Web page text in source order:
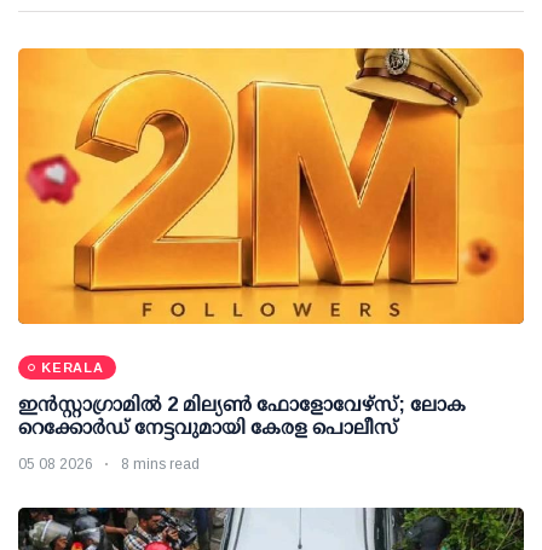
KERALA
ഇന്‍സ്റ്റാഗ്രാമില്‍ 2 മില്യണ്‍ ഫോളോവേഴ്സ്; ലോക
റെക്കോര്‍ഡ് നേട്ടവുമായി കേരള പൊലീസ്
05 08 2026 8 mins read